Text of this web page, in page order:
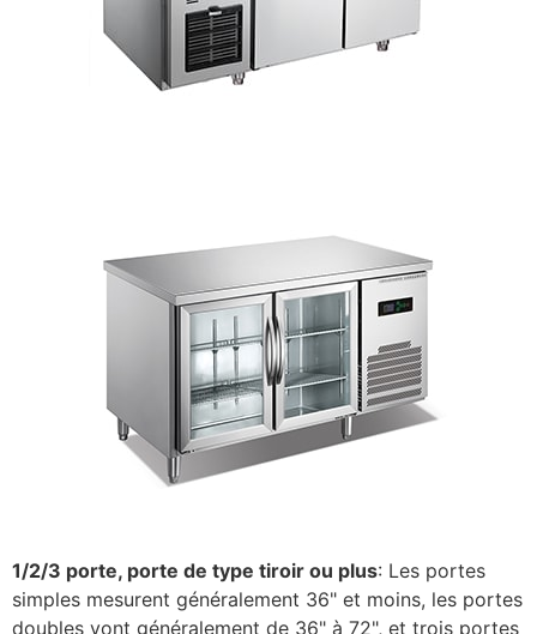
1/2/3 porte, porte de type tiroir ou plus: Les portes
simples mesurent généralement 36" et moins, les portes
doubles vont généralement de 36" à 72", et trois portes